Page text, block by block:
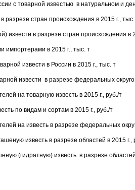
с товарной известью в натуральном и
стран происхождения в 2015 г.,
извести в разрезе стран происхождения в
импортерами в 2015 г., тыс. т
извести в России в 2015 г., тыс. т
извести в разрезе федеральных
на товарную известь в 2015 г., руб./т
по видам и сортам в 2015 г., руб./т
на известь в разрезе федеральных
известь в разрезе областей в 2015 г.,
(гидратную) известь в разрезе областей